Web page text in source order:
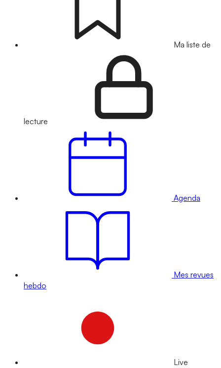
Ma liste de
lecture
Agenda
Mes revues
hebdo
Live